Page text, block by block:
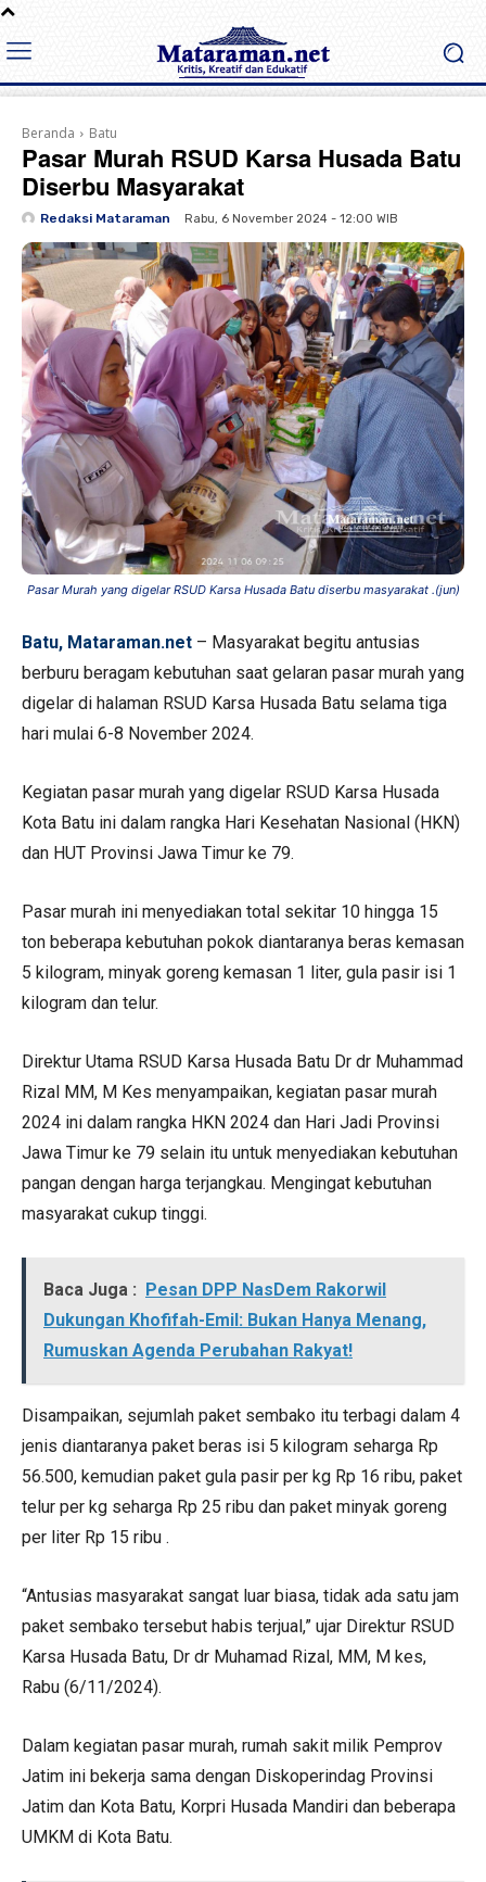
Beranda Batu
Pasar Murah RSUD Karsa Husada Batu
Diserbu Masyarakat
Redaksi Mataraman Rabu, 6 November 2024 - 12:00 WIB
Pasar Murah yang digelar RSUD Karsa Husada Batu diserbu masyarakat .(jun)
Batu, Mataraman.net – Masyarakat begitu antusias
berburu beragam kebutuhan saat gelaran pasar murah yang
digelar di halaman RSUD Karsa Husada Batu selama tiga
hari mulai 6-8 November 2024.
Kegiatan pasar murah yang digelar RSUD Karsa Husada
Kota Batu ini dalam rangka Hari Kesehatan Nasional (HKN)
dan HUT Provinsi Jawa Timur ke 79.
Pasar murah ini menyediakan total sekitar 10 hingga 15
ton beberapa kebutuhan pokok diantaranya beras kemasan
5 kilogram, minyak goreng kemasan 1 liter, gula pasir isi 1
kilogram dan telur.
Direktur Utama RSUD Karsa Husada Batu Dr dr Muhammad
Rizal MM, M Kes menyampaikan, kegiatan pasar murah
2024 ini dalam rangka HKN 2024 dan Hari Jadi Provinsi
Jawa Timur ke 79 selain itu untuk menyediakan kebutuhan
pangan dengan harga terjangkau. Mengingat kebutuhan
masyarakat cukup tinggi.
Baca Juga : Pesan DPP NasDem Rakorwil
Dukungan Khofifah-Emil: Bukan Hanya Menang,
Rumuskan Agenda Perubahan Rakyat!
Disampaikan, sejumlah paket sembako itu terbagi dalam 4
jenis diantaranya paket beras isi 5 kilogram seharga Rp
56.500, kemudian paket gula pasir per kg Rp 16 ribu, paket
telur per kg seharga Rp 25 ribu dan paket minyak goreng
per liter Rp 15 ribu .
“Antusias masyarakat sangat luar biasa, tidak ada satu jam
paket sembako tersebut habis terjual,” ujar Direktur RSUD
Karsa Husada Batu, Dr dr Muhamad Rizal, MM, M kes,
Rabu (6/11/2024).
Dalam kegiatan pasar murah, rumah sakit milik Pemprov
Jatim ini bekerja sama dengan Diskoperindag Provinsi
Jatim dan Kota Batu, Korpri Husada Mandiri dan beberapa
UMKM di Kota Batu.